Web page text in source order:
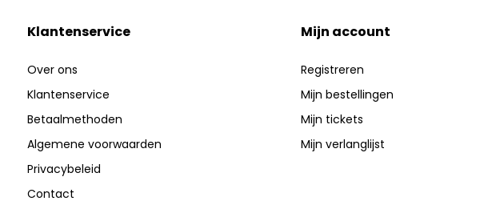
Klantenservice
Over ons
Klantenservice
Betaalmethoden
Algemene voorwaarden
Privacybeleid
Contact
Mijn account
Registreren
Mijn bestellingen
Mijn tickets
Mijn verlanglijst